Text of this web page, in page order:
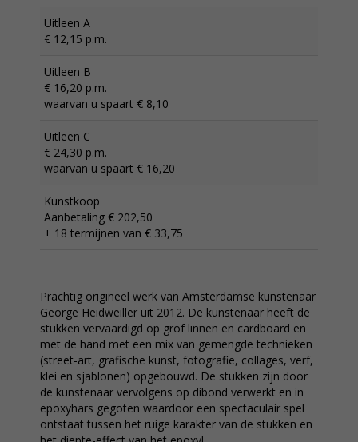
Uitleen A
€ 12,15 p.m.
Uitleen B
€ 16,20 p.m.
waarvan u spaart € 8,10
Uitleen C
€ 24,30 p.m.
waarvan u spaart € 16,20
Kunstkoop
Aanbetaling € 202,50
+ 18 termijnen van € 33,75
Prachtig origineel werk van Amsterdamse kunstenaar
George Heidweiller uit 2012. De kunstenaar heeft de
stukken vervaardigd op grof linnen en cardboard en
met de hand met een mix van gemengde technieken
(street-art, grafische kunst, fotografie, collages, verf,
klei en sjablonen) opgebouwd. De stukken zijn door
de kunstenaar vervolgens op dibond verwerkt en in
epoxyhars gegoten waardoor een spectaculair spel
ontstaat tussen het ruige karakter van de stukken en